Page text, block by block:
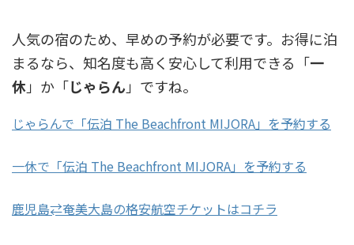
人気の宿のため、早めの予約が必要です。お得に泊
まるなら、知名度も高く安心して利用できる「一
休」か「じゃらん 」ですね。
じゃらんで「伝泊 The Beachfront MIJORA」を予約する
一休で「伝泊 The Beachfront MIJORA」を予約する
鹿児島⇄奄美大島の格安航空チケットはコチラ